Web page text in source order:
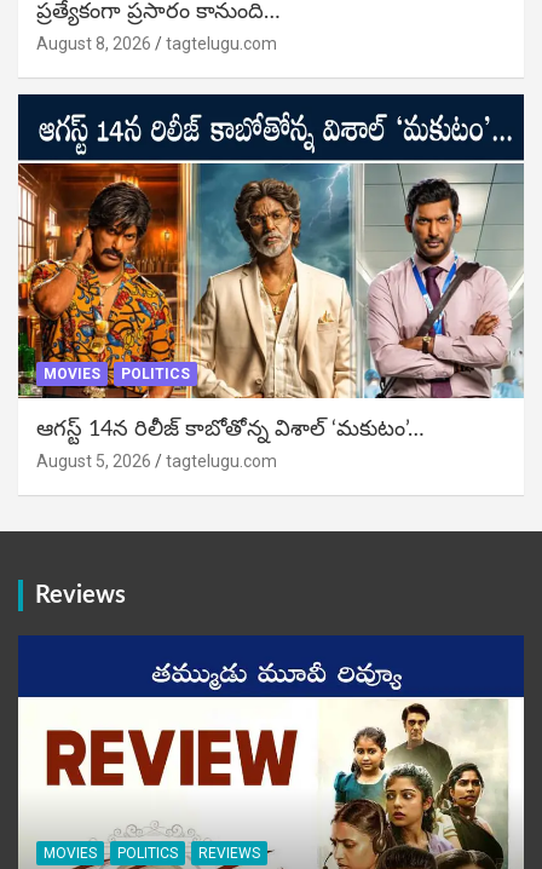
ప్రత్యేకంగా ప్రసారం కానుంది…
August 8, 2026 tagtelugu.com
MOVIES POLITICS
ఆగస్ట్ 14న రిలీజ్ కాబోతోన్న విశాల్ ‘మకుటం’…
August 5, 2026 tagtelugu.com
Reviews
MOVIES POLITICS REVIEWS